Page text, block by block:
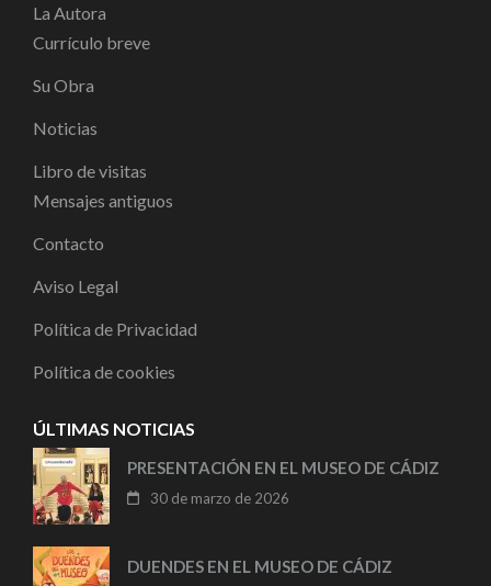
La Autora
Currículo breve
Su Obra
Noticias
Libro de visitas
Mensajes antiguos
Contacto
Aviso Legal
Política de Privacidad
Política de cookies
ÚLTIMAS NOTICIAS
PRESENTACIÓN EN EL MUSEO DE CÁDIZ
30 de marzo de 2026
DUENDES EN EL MUSEO DE CÁDIZ